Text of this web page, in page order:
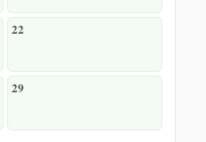
22
29